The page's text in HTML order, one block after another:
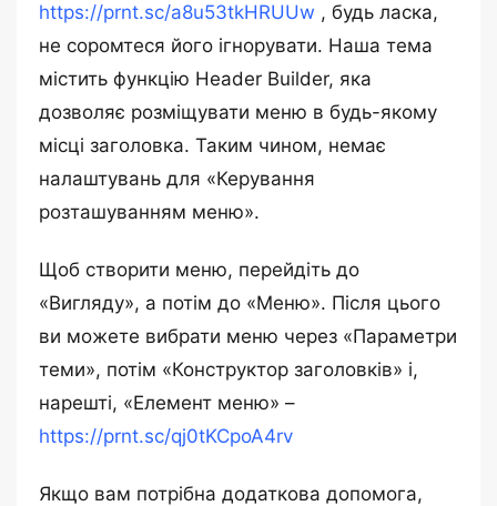
https://prnt.sc/a8u53tkHRUUw , будь ласка,
не соромтеся його ігнорувати. Наша тема
містить функцію Header Builder, яка
дозволяє розміщувати меню в будь-якому
місці заголовка. Таким чином, немає
налаштувань для «Керування
розташуванням меню».
Щоб створити меню, перейдіть до
«Вигляду», а потім до «Меню». Після цього
ви можете вибрати меню через «Параметри
теми», потім «Конструктор заголовків» і,
нарешті, «Елемент меню» –
https://prnt.sc/qj0tKCpoA4rv
Якщо вам потрібна додаткова допомога,